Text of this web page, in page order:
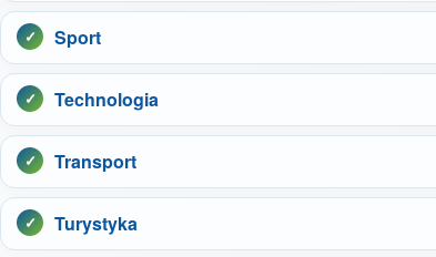
Sport
Technologia
Transport
Turystyka